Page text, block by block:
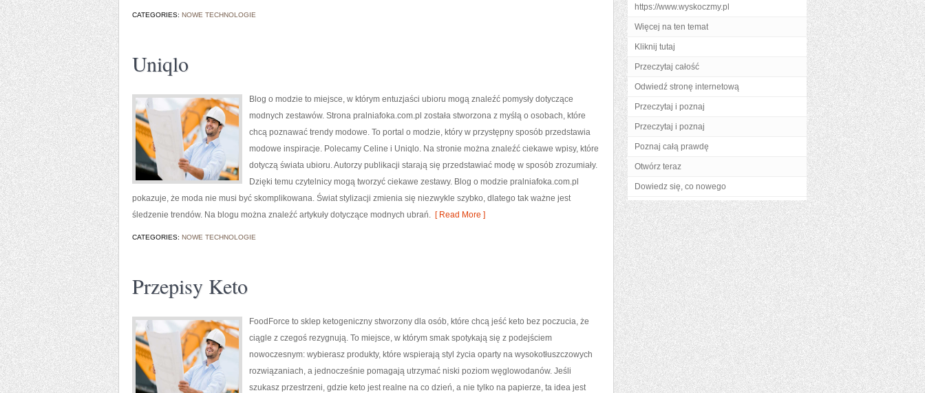
CATEGORIES: NOWE TECHNOLOGIE
Uniqlo
Blog o modzie to miejsce, w którym entuzjaści ubioru mogą znaleźć pomysły dotyczące
modnych zestawów. Strona pralniafoka.com.pl została stworzona z myślą o osobach, które
chcą poznawać trendy modowe. To portal o modzie, który w przystępny sposób przedstawia
modowe inspiracje. Polecamy Celine i Uniqlo. Na stronie można znaleźć ciekawe wpisy, które
dotyczą świata ubioru. Autorzy publikacji starają się przedstawiać modę w sposób zrozumiały.
Dzięki temu czytelnicy mogą tworzyć ciekawe zestawy. Blog o modzie pralniafoka.com.pl
pokazuje, że moda nie musi być skomplikowana. Świat stylizacji zmienia się niezwykle szybko, dlatego tak ważne jest
śledzenie trendów. Na blogu można znaleźć artykuły dotyczące modnych ubrań. [ Read More ]
CATEGORIES: NOWE TECHNOLOGIE
Przepisy Keto
FoodForce to sklep ketogeniczny stworzony dla osób, które chcą jeść keto bez poczucia, że
ciągle z czegoś rezygnują. To miejsce, w którym smak spotykają się z podejściem
nowoczesnym: wybierasz produkty, które wspierają styl życia oparty na wysokotłuszczowych
rozwiązaniach, a jednocześnie pomagają utrzymać niski poziom węglowodanów. Jeśli
szukasz przestrzeni, gdzie keto jest realne na co dzień, a nie tylko na papierze, ta idea jest
https://www.wyskoczmy.pl
Więcej na ten temat
Kliknij tutaj
Przeczytaj całość
Odwiedź stronę internetową
Przeczytaj i poznaj
Przeczytaj i poznaj
Poznaj całą prawdę
Otwórz teraz
Dowiedz się, co nowego